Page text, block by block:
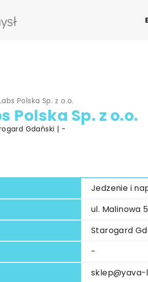
Polska Sp. z o.o.
Polska Sp. z o.o.
Gdański | -
Jedzenie i
ul. Malinowa
Starogard
-